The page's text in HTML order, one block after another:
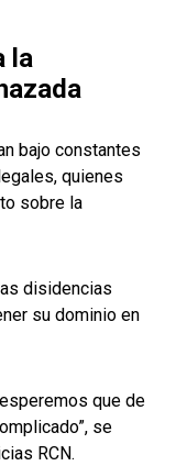
la
bajo constantes
quienes
sobre la
disidencias
su dominio en
que de
se
RCN.